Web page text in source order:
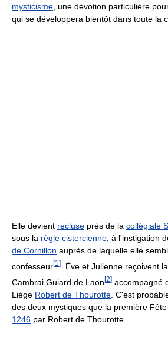
mysticisme , une dévotion particulière
qui se développera bientôt dans toute la
Elle devient recluse près de la collégiale
sous la règle cistercienne , à l'instigation
de Cornillon auprès de laquelle elle
confesseur[1 ]
. Ève et Julienne reçoivent
Cambrai Guiard de Laon[2] accompagné
Liège Robert de Thourotte . C'est
des deux mystiques que la première
1246 par Robert de Thourotte.